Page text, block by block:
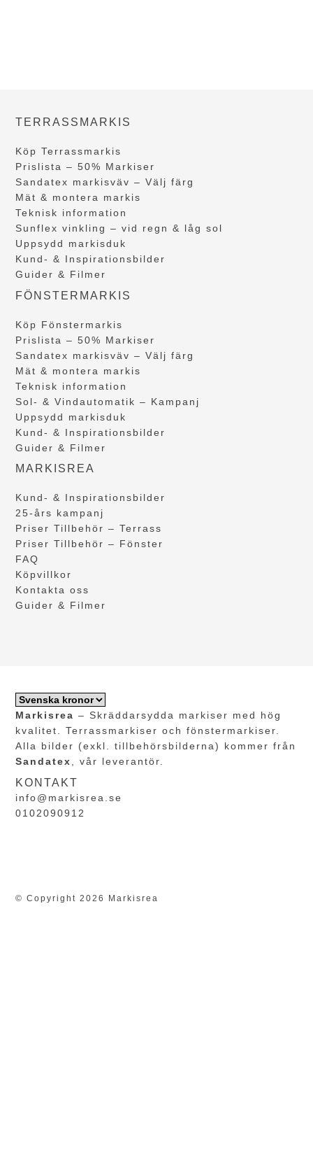
TERRASSMARKIS
Köp Terrassmarkis
Prislista – 50% Markiser
Sandatex markisväv – Välj färg
Mät & montera markis
Teknisk information
Sunflex vinkling – vid regn & låg sol
Uppsydd markisduk
Kund- & Inspirationsbilder
Guider & Filmer
FÖNSTERMARKIS
Köp Fönstermarkis
Prislista – 50% Markiser
Sandatex markisväv – Välj färg
Mät & montera markis
Teknisk information
Sol- & Vindautomatik – Kampanj
Uppsydd markisduk
Kund- & Inspirationsbilder
Guider & Filmer
MARKISREA
Kund- & Inspirationsbilder
25-års kampanj
Priser Tillbehör – Terrass
Priser Tillbehör – Fönster
FAQ
Köpvillkor
Kontakta oss
Guider & Filmer
Markisrea – Skräddarsydda markiser med hög
kvalitet. Terrassmarkiser och fönstermarkiser.
Alla bilder (exkl. tillbehörsbilderna) kommer från
Sandatex, vår leverantör.
KONTAKT
info@markisrea.se
0102090912
© Copyright 2026 Markisrea